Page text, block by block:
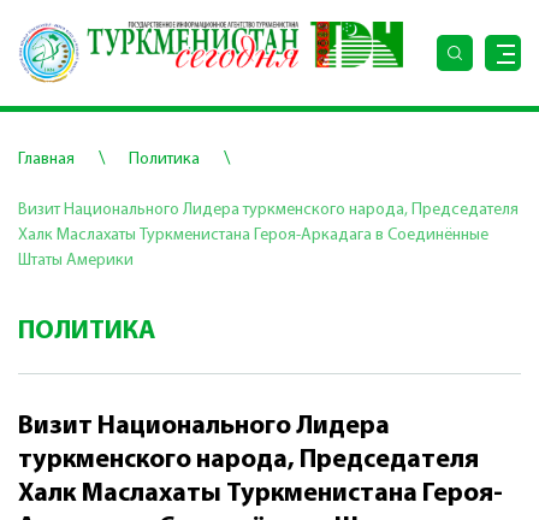
Главная \ Политика \
Визит Национального Лидера туркменского народа, Председателя
Халк Маслахаты Туркменистана Героя-Аркадага в Соединённые
Штаты Америки
ПОЛИТИКА
Визит Национального Лидера
туркменского народа, Председателя
Халк Маслахаты Туркменистана Героя-